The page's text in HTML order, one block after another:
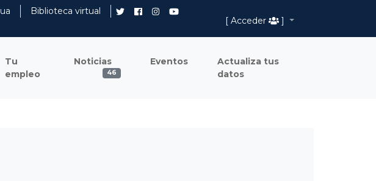
Biblioteca virtual
[ Acceder
]
Tu
empleo
Noticias
46
Eventos
Actualiza tus
datos